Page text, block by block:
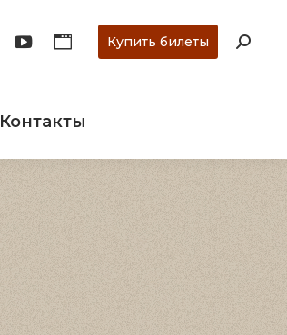
Купить билеты
Контакты
Научная работа Контакты